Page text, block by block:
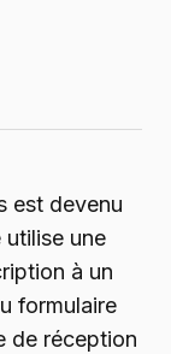
est devenu
une
à un
formulaire
de réception